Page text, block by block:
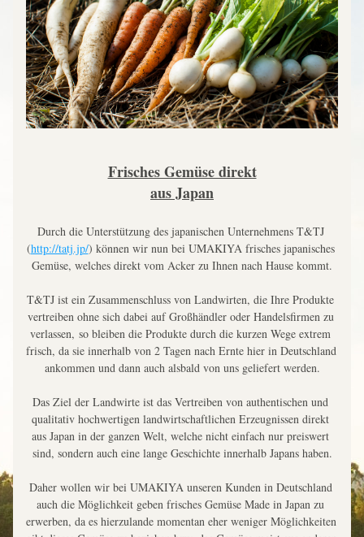
Frisches Gemüse direkt
aus Japan
Durch die Unterstützung des japanischen Unternehmens T&TJ
(http://tatj.jp/) können wir nun bei UMAKIYA frisches japanisches
Gemüse, welches direkt vom Acker zu Ihnen nach Hause kommt.
T&TJ ist ein Zusammenschluss von Landwirten, die Ihre Produkte
vertreiben ohne sich dabei auf Großhändler oder Handelsfirmen zu
verlassen, so bleiben die Produkte durch die kurzen Wege extrem
frisch, da sie innerhalb von 2 Tagen nach Ernte hier in Deutschland
ankommen und dann auch alsbald von uns geliefert werden.
Das Ziel der Landwirte ist das Vertreiben von authentischen und
qualitativ hochwertigen landwirtschaftlichen Erzeugnissen direkt
aus Japan in der ganzen Welt, welche nicht einfach nur preiswert
sind, sondern auch eine lange Geschichte innerhalb Japans haben.
Daher wollen wir bei UMAKIYA unseren Kunden in Deutschland
auch die Möglichkeit geben frisches Gemüse Made in Japan zu
erwerben, da es hierzulande momentan eher weniger Möglichkeiten